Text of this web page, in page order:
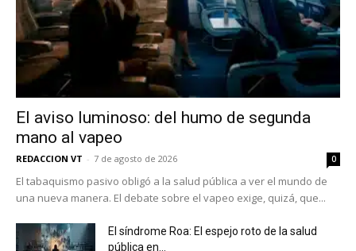
El aviso luminoso: del humo de segunda
mano al vapeo
REDACCION VT - 7 de agosto de 2026 0
El tabaquismo pasivo obligó a la salud pública a ver el mundo de
una nueva manera. El debate sobre el vapeo exige, quizá, que...
El síndrome Roa: El espejo roto de la salud
pública en...